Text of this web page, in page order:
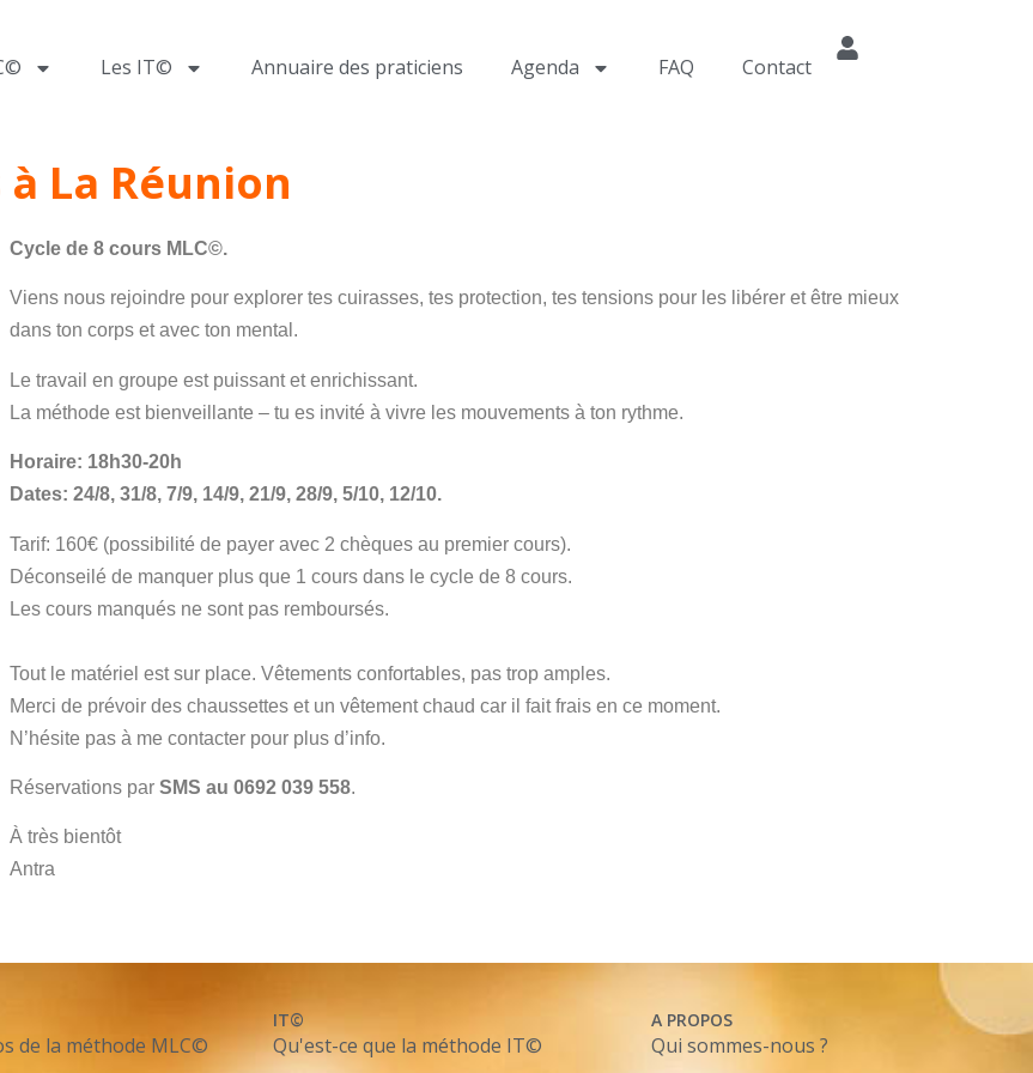
Les IT© Annuaire des praticiens Agenda FAQ Contact
La Réunion
Cycle de 8 cours MLC©.
Viens nous rejoindre pour explorer tes cuirasses, tes protection, tes tensions pour les libérer et être mieux
dans ton corps et avec ton mental.
Le travail en groupe est puissant et enrichissant.
La méthode est bienveillante – tu es invité à vivre les mouvements à ton rythme.
Horaire: 18h30-20h
Dates: 24/8, 31/8, 7/9, 14/9, 21/9, 28/9, 5/10, 12/10.
Tarif: 160€ (possibilité de payer avec 2 chèques au premier cours).
Déconseilé de manquer plus que 1 cours dans le cycle de 8 cours.
Les cours manqués ne sont pas remboursés.
Tout le matériel est sur place. Vêtements confortables, pas trop amples.
Merci de prévoir des chaussettes et un vêtement chaud car il fait frais en ce moment.
N’hésite pas à me contacter pour plus d’info.
Réservations par SMS au 0692 039 558.
À très bientôt
Antra
de la méthode MLC©
IT©
Qu'est-ce que la méthode IT©
A PROPOS
Qui sommes-nous ?